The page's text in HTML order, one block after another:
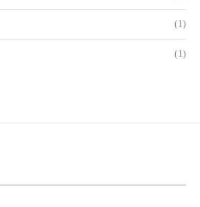
(1)
(1)